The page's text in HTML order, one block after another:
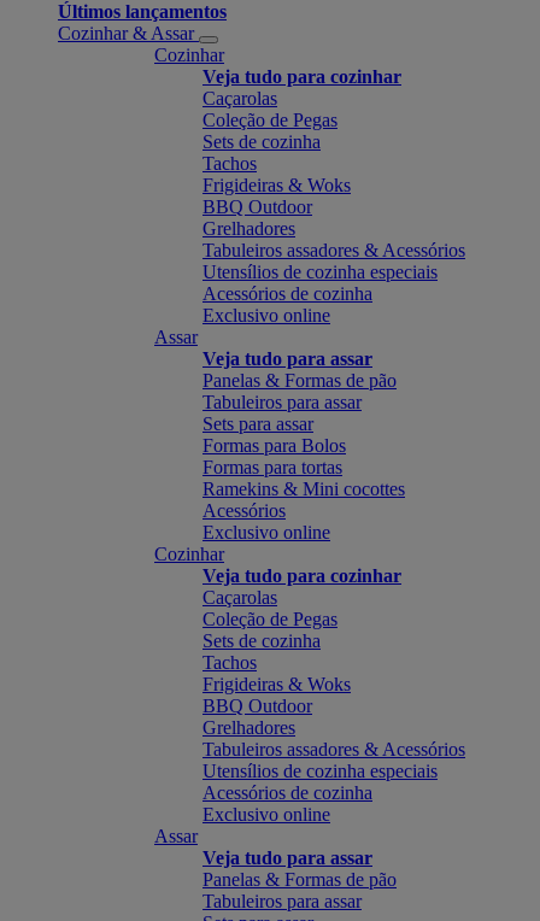
Últimos lançamentos
Cozinhar & Assar
Cozinhar
Veja tudo para cozinhar
Caçarolas
Coleção de Pegas
Sets de cozinha
Tachos
Frigideiras & Woks
BBQ Outdoor
Grelhadores
Tabuleiros assadores & Acessórios
Utensílios de cozinha especiais
Acessórios de cozinha
Exclusivo online
Assar
Veja tudo para assar
Panelas & Formas de pão
Tabuleiros para assar
Sets para assar
Formas para Bolos
Formas para tortas
Ramekins & Mini cocottes
Acessórios
Exclusivo online
Cozinhar
Veja tudo para cozinhar
Caçarolas
Coleção de Pegas
Sets de cozinha
Tachos
Frigideiras & Woks
BBQ Outdoor
Grelhadores
Tabuleiros assadores & Acessórios
Utensílios de cozinha especiais
Acessórios de cozinha
Exclusivo online
Assar
Veja tudo para assar
Panelas & Formas de pão
Tabuleiros para assar